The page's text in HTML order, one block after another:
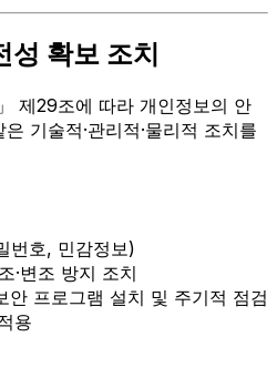
확보 조치
제29조에 따라 개인정보의 안
기술적·관리적·물리적 조치를
번호, 민감정보)
·변조 방지 조치
안 프로그램 설치 및 주기적 점검
용